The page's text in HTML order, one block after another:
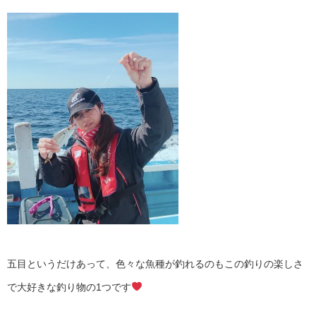
五目というだけあって、色々な魚種が釣れるのもこの釣りの楽しさ
で大好きな釣り物の1つです